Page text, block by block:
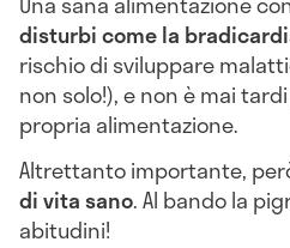
disturbi come la
rischio di sviluppare
non solo!), e non è mai
propria alimentazione.
Altrettanto importante,
di vita sano. Al bando la
abitudini!